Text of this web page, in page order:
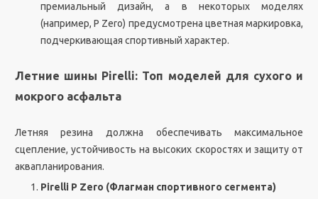
премиальный дизайн, а в некоторых моделях
(например, P Zero) предусмотрена цветная маркировка,
подчеркивающая спортивный характер.
Летние шины Pirelli: Топ моделей для сухого и
мокрого асфальта
Летняя резина должна обеспечивать максимальное
сцепление, устойчивость на высоких скоростях и защиту от
аквапланирования.
Pirelli P Zero (Флагман спортивного сегмента)